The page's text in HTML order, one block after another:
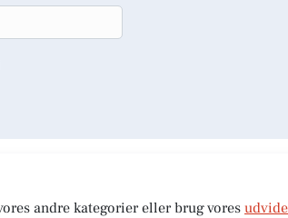
andre kategorier eller brug vores